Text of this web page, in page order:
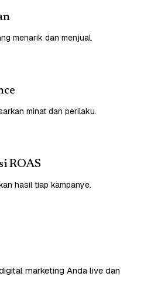
menarik dan menjual.
minat dan perilaku.
ROAS
hasil tiap kampanye.
marketing Anda live dan